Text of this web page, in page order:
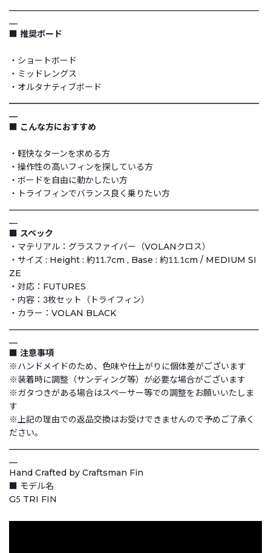
■ 推奨ボード
・ショートボード
・ミッドレングス
・オルタナティブボード
___________________________________________________________
__
■ こんな方におすすめ
・軽快なターンを求める方
・操作性の高いフィンを探している方
・ボードを自由に動かしたい方
・トライフィンでバランス良く乗りたい方
■ スペック
・マテリアル：グラスファイバー（VOLANクロス）
・サイズ : Height : 約11.7cm , Base : 約11.1cm / MEDIUM SI
ZE
・対応：FUTURES
・内容：3枚セット（トライフィン）
・カラー：VOLAN BLACK
■ 注意事項
※ハンドメイドのため、色味や仕上がりに個体差がございます
※装着時に調整（サンディング等）が必要な場合がございます
※ガタつきがある場合はスペーサー等での調整をお願いいたしま
す
※上記の理由での返品交換はお受けできませんので予めご了承く
ださい。
Hand Crafted by Craftsman Fin
■ モデル名
G5 TRI FIN